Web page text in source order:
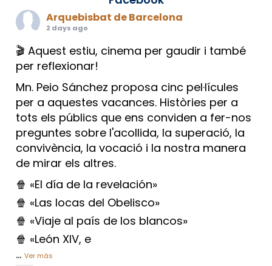
Arquebisbat de Barcelona
2 days ago
🎬 Aquest estiu, cinema per gaudir i també
per reflexionar!
Mn. Peio Sánchez proposa cinc pel·lícules
per a aquestes vacances. Històries per a
tots els públics que ens conviden a fer-nos
preguntes sobre l'acollida, la superació, la
convivència, la vocació i la nostra manera
de mirar els altres.
🍿 «El día de la revelación»
🍿 «Las locas del Obelisco»
🍿 «Viaje al país de los blancos»
🍿 «León XIV, e
... Ver más